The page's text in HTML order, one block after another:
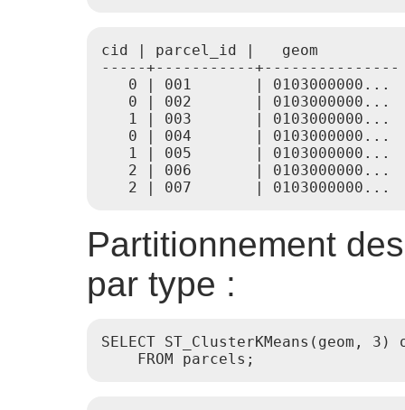
cid | parcel_id |   geom
-----+-----------+---------------
   0 | 001       | 0103000000...
   0 | 002       | 0103000000...
   1 | 003       | 0103000000...
   0 | 004       | 0103000000...
   1 | 005       | 0103000000...
   2 | 006       | 0103000000...
Partitionnement
par type :
SELECT
    FROM parcels;